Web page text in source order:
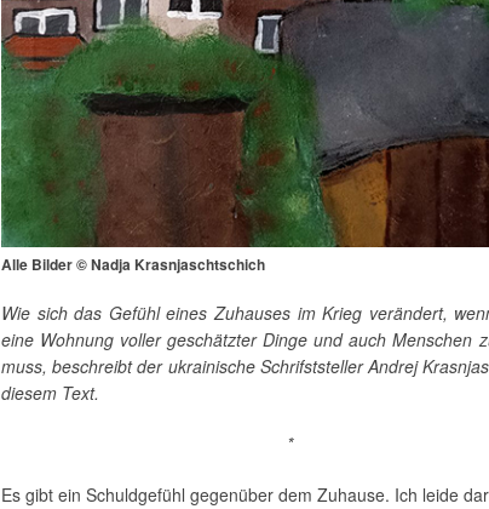
Alle Bilder © Nadja Krasnjaschtschich
Wie sich das Gefühl eines Zuhauses im Krieg verändert,
eine Wohnung voller geschätzter Dinge und auch Menschen
muss, beschreibt der ukrainische Schrifststeller Andrej
diesem Text.
*
Es gibt ein Schuldgefühl gegenüber dem Zuhause. Ich leide